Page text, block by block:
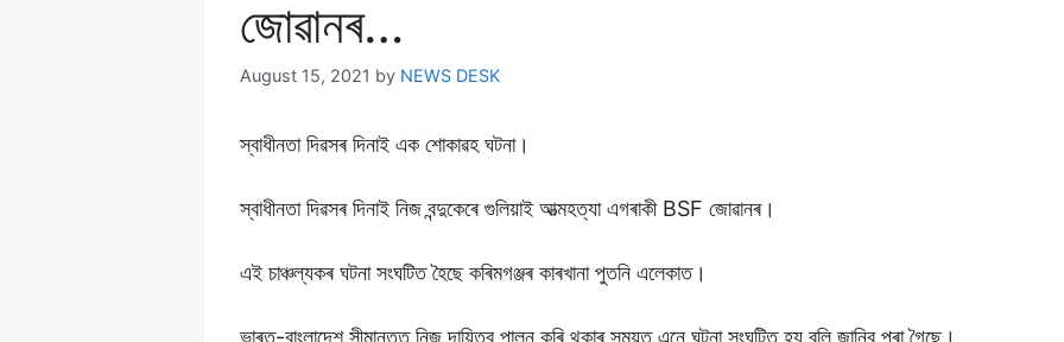
জোৱানৰ…
August 15, 2021 by NEWS DESK
স্বাধীনতা দিৱসৰ দিনাই এক শোকাৱহ ঘটনা।
স্বাধীনতা দিৱসৰ দিনাই নিজ বন্দুকেৰে গুলিয়াই আত্মহত্যা এগৰাকী BSF জোৱানৰ।
এই চাঞ্চল্যকৰ ঘটনা সংঘটিত হৈছে কৰিমগঞ্জৰ কাৰখানা পুতনি এলেকাত।
ভাৰত-বাংলাদেশ সীমান্তত নিজ দায়িত্ব পালন কৰি থকাৰ সময়ত এনে ঘটনা সংঘটিত হয় বুলি জানিব পৰা গৈছে।